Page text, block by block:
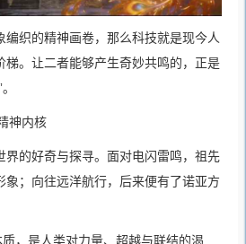
编织的精神画卷，那么科技就是现今人
梯。让二者能够产生奇妙共鸣的，正是
神内核
界的好奇与探寻。面对电闪雷鸣，祖先
象；向往远洋航行，后来便有了诺亚方
质，是人类对力量、超越与联结的渴